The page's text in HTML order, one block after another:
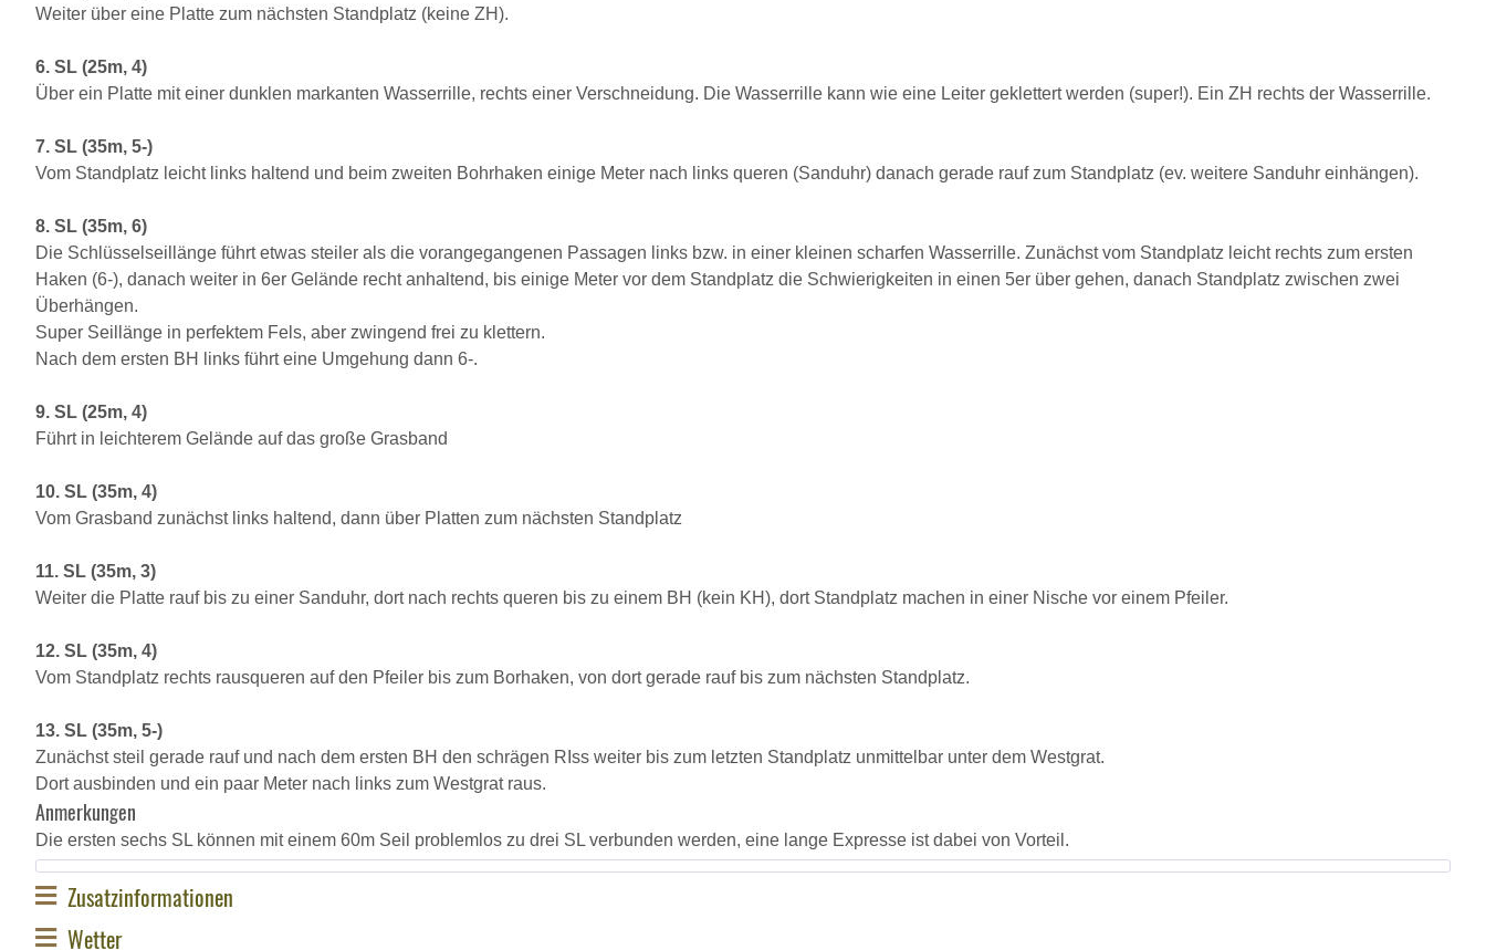
Weiter über eine Platte zum nächsten Standplatz (keine ZH).
6. SL (25m, 4)
Über ein Platte mit einer dunklen markanten Wasserrille, rechts einer Verschneidung. Die Wasserrille kann wie eine Leiter geklettert werden (super!). Ein ZH rechts der Wasserrille.
7. SL (35m, 5-)
Vom Standplatz leicht links haltend und beim zweiten Bohrhaken einige Meter nach links queren (Sanduhr) danach gerade rauf zum Standplatz (ev. weitere Sanduhr einhängen).
8. SL (35m, 6)
Die Schlüsselseillänge führt etwas steiler als die vorangegangenen Passagen links bzw. in einer kleinen scharfen Wasserrille. Zunächst vom Standplatz leicht rechts zum ersten
Haken (6-), danach weiter in 6er Gelände recht anhaltend, bis einige Meter vor dem Standplatz die Schwierigkeiten in einen 5er über gehen, danach Standplatz zwischen zwei
Überhängen.
Super Seillänge in perfektem Fels, aber zwingend frei zu klettern.
Nach dem ersten BH links führt eine Umgehung dann 6-.
9. SL (25m, 4)
Führt in leichterem Gelände auf das große Grasband
10. SL (35m, 4)
Vom Grasband zunächst links haltend, dann über Platten zum nächsten Standplatz
11. SL (35m, 3)
Weiter die Platte rauf bis zu einer Sanduhr, dort nach rechts queren bis zu einem BH (kein KH), dort Standplatz machen in einer Nische vor einem Pfeiler.
12. SL (35m, 4)
Vom Standplatz rechts rausqueren auf den Pfeiler bis zum Borhaken, von dort gerade rauf bis zum nächsten Standplatz.
13. SL (35m, 5-)
Zunächst steil gerade rauf und nach dem ersten BH den schrägen RIss weiter bis zum letzten Standplatz unmittelbar unter dem Westgrat.
Dort ausbinden und ein paar Meter nach links zum Westgrat raus.
Anmerkungen
Die ersten sechs SL können mit einem 60m Seil problemlos zu drei SL verbunden werden, eine lange Expresse ist dabei von Vorteil.
Zusatzinformationen
Wetter